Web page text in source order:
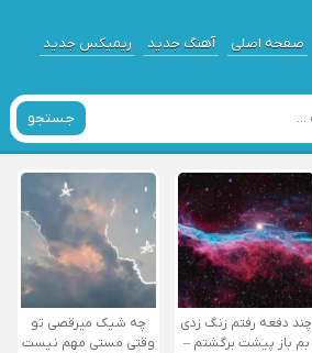
صفحه اصلی آهنگ جدید ریمیکس جدید
جستجو
چند دفعه رفتم زنگ زدی
بم باز پیشت برگشتم –
چه شیک میرقصی تو
وقتی مستی مهم نیست